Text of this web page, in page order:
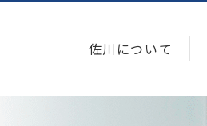
佐川について